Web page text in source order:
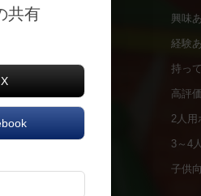
共有
X
の通販商品
の通販商品
ームの通販商品
ドゲームの通販商品
ゲームの通販商品
ーポンについて
ディング ボドファン
興味
経験
持っ
高評
2人用
3～4
子供